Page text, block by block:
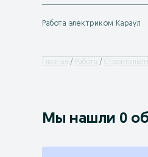
Работа электриком Караул
Главная Работа
Мы нашли 0